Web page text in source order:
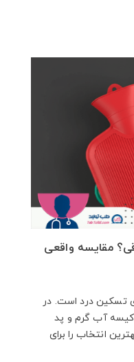
مقایسه واقعی
تسکین درد است. در
کیسه آب گرم و پد
انتخاب را برای